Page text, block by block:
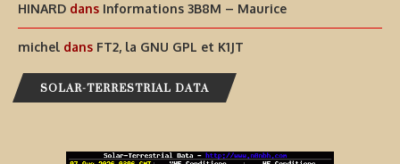
HINARD dans Informations 3B8M – Maurice
michel dans FT2, la GNU GPL et K1JT
SOLAR-TERRESTRIAL DATA